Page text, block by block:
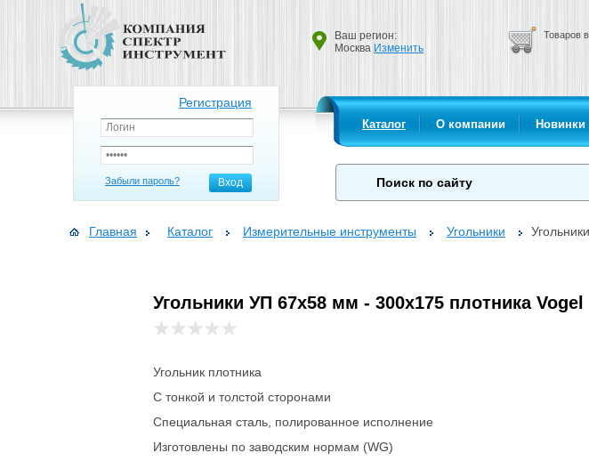
Ваш регион:
Москва Изменить
Товаров
Регистрация
Забыли пароль? Вход
Каталог О компании Новинки
Главная Каталог Измерительные инструменты Угольники
Угольники УП 67х58 мм - 300х175 плотника Vogel
Угольник плотника
С тонкой и толстой сторонами
Специальная сталь, полированное исполнение
Изготовлены по заводским нормам (WG)